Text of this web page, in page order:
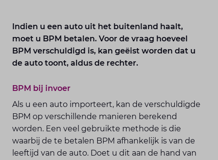
Indien u een auto uit het buitenland haalt,
moet u BPM betalen. Voor de vraag hoeveel
BPM verschuldigd is, kan geëist worden dat u
de auto toont, aldus de rechter.
BPM bij invoer
Als u een auto importeert, kan de verschuldigde
BPM op verschillende manieren berekend
worden. Een veel gebruikte methode is die
waarbij de te betalen BPM afhankelijk is van de
leeftijd van de auto. Doet u dit aan de hand van